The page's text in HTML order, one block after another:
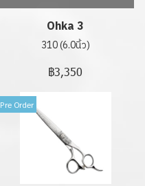
Ohka 3
310 (6.0นิ้ว)
฿3,350
Pre Order